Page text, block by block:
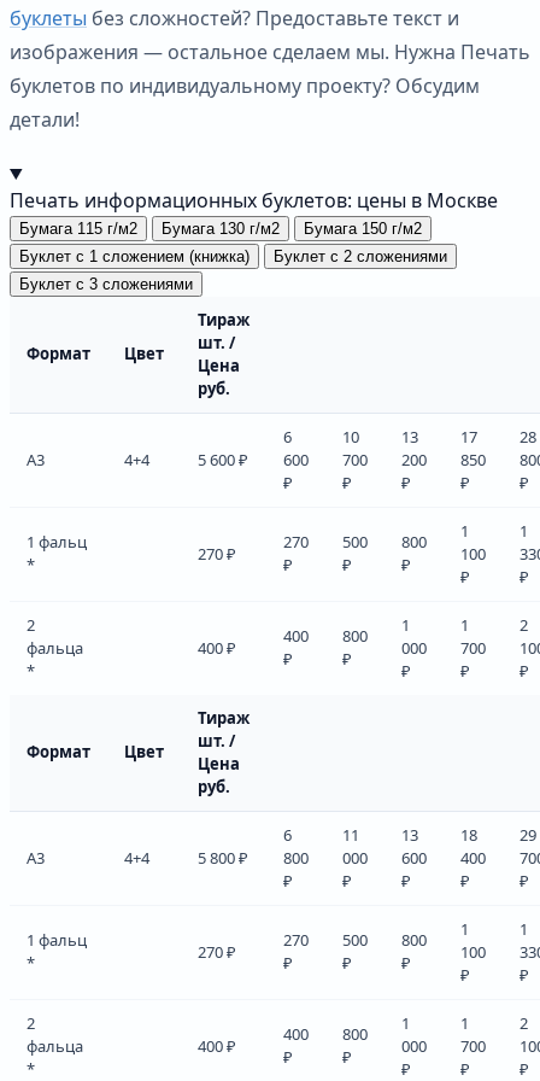
буклеты без сложностей? Предоставьте текст и
изображения — остальное сделаем мы. Нужна Печать
буклетов по индивидуальному проекту? Обсудим
детали!
Печать информационных буклетов: цены в Москве
Бумага 115 г/м2 Бумага 130 г/м2
Бумага 150 г/м2
Буклет с 1 сложением (книжка)
Буклет с 2 сложениями
Буклет с 3 сложениями
Формат Цвет
Тираж
шт. /
Цена
руб.
А3 4+4 5 600 ₽
6
600
₽
10
700
₽
13
200
₽
17
850
₽
28
₽
1 фальц
*
270 ₽
270
₽
500
₽
800
₽
1
100
₽
1
₽
2
фальца
*
400 ₽
400
₽
800
₽
1
000
₽
1
700
₽
2
₽
Формат Цвет
Тираж
шт. /
Цена
руб.
А3 4+4 5 800 ₽
6
800
₽
11
000
₽
13
600
₽
18
400
₽
29
₽
1 фальц
*
270 ₽
270
₽
500
₽
800
₽
1
100
₽
1
₽
2
фальца
*
400 ₽
400
₽
800
₽
1
000
₽
1
700
₽
2
₽